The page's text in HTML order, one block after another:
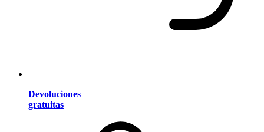
Devoluciones
gratuitas